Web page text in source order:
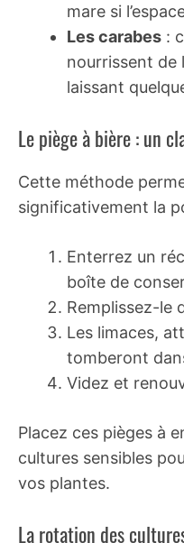
mare si
Les carabes :
nourrissent de
laissant
Le piège à bière : un
Cette méthode
significativement la
Enterrez un
boîte de
Remplissez-le
Les limaces,
tomberont
Videz et
Placez ces pièges à
cultures sensibles
vos plantes.
La rotation des